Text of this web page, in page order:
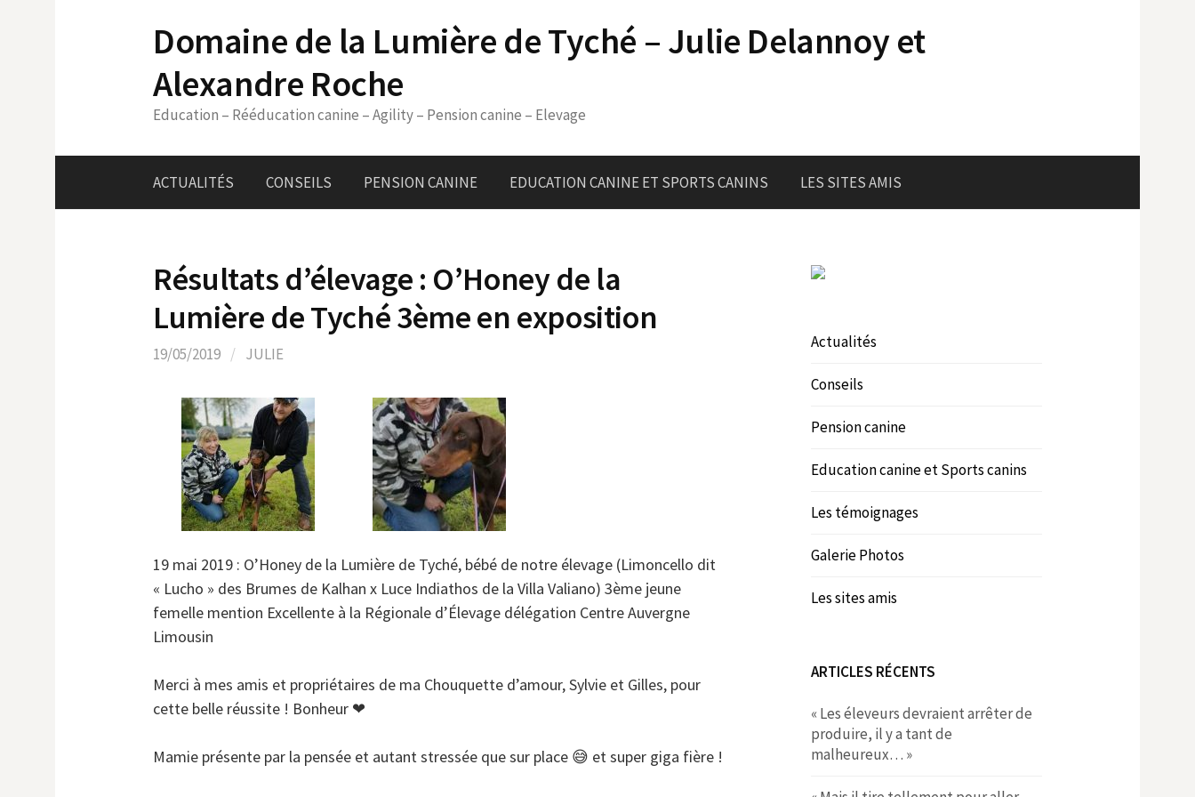
Domaine de la Lumière de Tyché – Julie Delannoy et
Alexandre Roche
Education – Rééducation canine – Agility – Pension canine – Elevage
ACTUALITÉS CONSEILS PENSION CANINE EDUCATION CANINE ET SPORTS CANINS LES SITES AMIS
Résultats d’élevage : O’Honey de la
Lumière de Tyché 3ème en exposition
19/05/2019 / JULIE
19 mai 2019 : O’Honey de la Lumière de Tyché, bébé de notre élevage (Limoncello dit
« Lucho » des Brumes de Kalhan x Luce Indiathos de la Villa Valiano) 3ème jeune
femelle mention Excellente à la Régionale d’Élevage délégation Centre Auvergne
Limousin
Merci à mes amis et propriétaires de ma Chouquette d’amour, Sylvie et Gilles, pour
cette belle réussite ! Bonheur ❤
Mamie présente par la pensée et autant stressée que sur place 😅 et super giga fière !
Actualités
Conseils
Pension canine
Education canine et Sports canins
Les témoignages
Galerie Photos
Les sites amis
ARTICLES RÉCENTS
« Les éleveurs devraient arrêter de
produire, il y a tant de
malheureux… »